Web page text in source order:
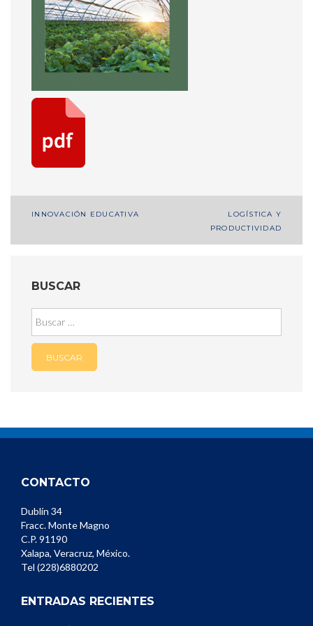
Navegación
de
INNOVACIÓN EDUCATIVA
LOGÍSTICA Y
PRODUCTIVIDAD
BUSCAR
CONTACTO
Dublín 34
Fracc. Monte Magno
C.P. 91190
Xalapa, Veracruz, México.
Tel (228)6880202
ENTRADAS RECIENTES